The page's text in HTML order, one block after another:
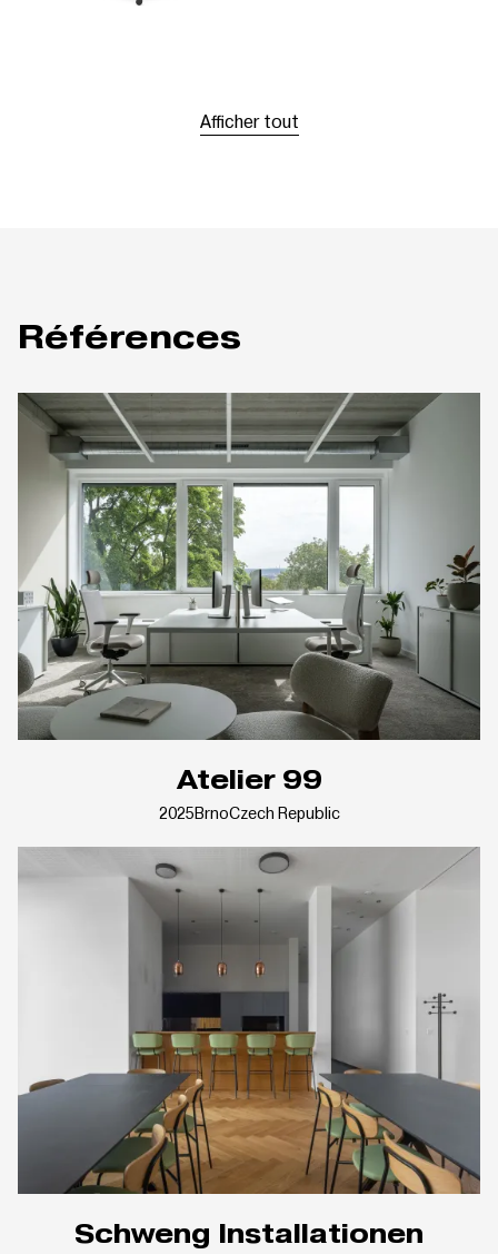
Afficher tout
Références
Atelier 99
2025BrnoCzech Republic
Schweng Installationen